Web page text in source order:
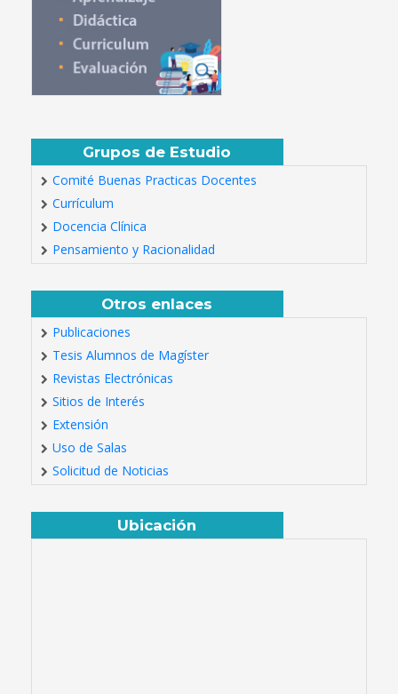
Grupos de Estudio
Comité Buenas Practicas Docentes
Currículum
Docencia Clínica
Pensamiento y Racionalidad
Otros enlaces
Publicaciones
Tesis Alumnos de Magíster
Revistas Electrónicas
Sitios de Interés
Extensión
Uso de Salas
Solicitud de Noticias
Ubicación